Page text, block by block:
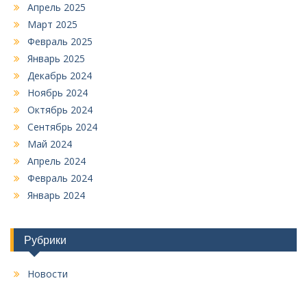
Апрель 2025
Март 2025
Февраль 2025
Январь 2025
Декабрь 2024
Ноябрь 2024
Октябрь 2024
Сентябрь 2024
Май 2024
Апрель 2024
Февраль 2024
Январь 2024
Рубрики
Новости